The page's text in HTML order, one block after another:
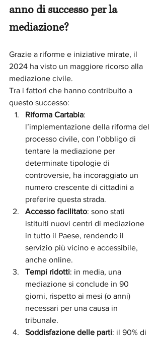
anno di successo per la
mediazione?
Grazie a riforme e iniziative mirate, il
2024 ha visto un maggiore ricorso alla
mediazione civile.
Tra i fattori che hanno contribuito a
questo successo:
Riforma Cartabia:
l’implementazione della riforma del
processo civile, con l’obbligo di
tentare la mediazione per
determinate tipologie di
controversie, ha incoraggiato un
numero crescente di cittadini a
preferire questa strada.
Accesso facilitato: sono stati
istituiti nuovi centri di mediazione
in tutto il Paese, rendendo il
servizio più vicino e accessibile,
anche online.
Tempi ridotti: in media, una
mediazione si conclude in 90
giorni, rispetto ai mesi (o anni)
necessari per una causa in
tribunale.
Soddisfazione delle parti: il 90% di